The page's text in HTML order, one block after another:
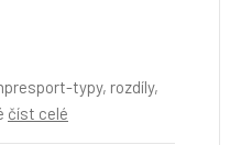
typy, rozdíly,
číst celé